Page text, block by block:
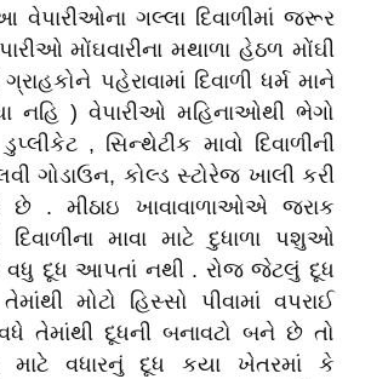
ગલ્લા દિવાળીમાં જરૂર
મોંઘવારીના મથાળા હેઠળ મોંઘી
પહેરાવામાં દિવાળી ધર્મ માને
નહિ ) વેપારીઓ મહિનાઓથી ભેગો
, સિન્થેટીક માવો દિવાળીની
ગોડાઉન, કોલ્ડ સ્ટોરેજ ખાલી કરી
છે . મીઠાઇ ખાવાવાળાઓએ જરાક
માવા માટે દુધાળા પશુઓ
દૂધ આપતાં નથી . રોજ જેટલું દૂધ
મોટો હિસ્સો પીવામાં વપરાઈ
તેમાંથી દૂધની બનાવટો બને છે તો
માટે વધારનું દૂધ કયા ખેતરમાં કે